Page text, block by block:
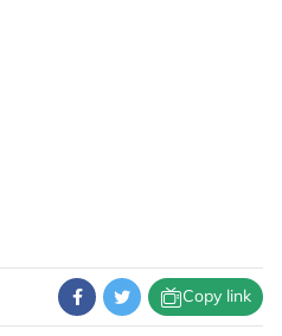
Copy link